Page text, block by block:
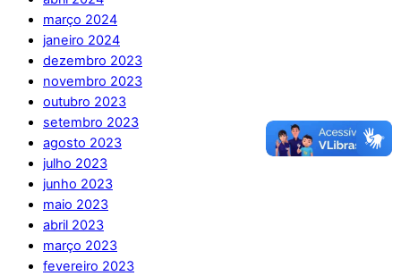
março 2024
janeiro 2024
dezembro 2023
novembro 2023
outubro 2023
setembro 2023
agosto 2023
julho 2023
junho 2023
maio 2023
abril 2023
março 2023
fevereiro 2023